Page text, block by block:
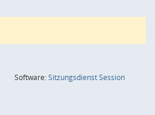
Software:SitzungsdienstSession(Wird in